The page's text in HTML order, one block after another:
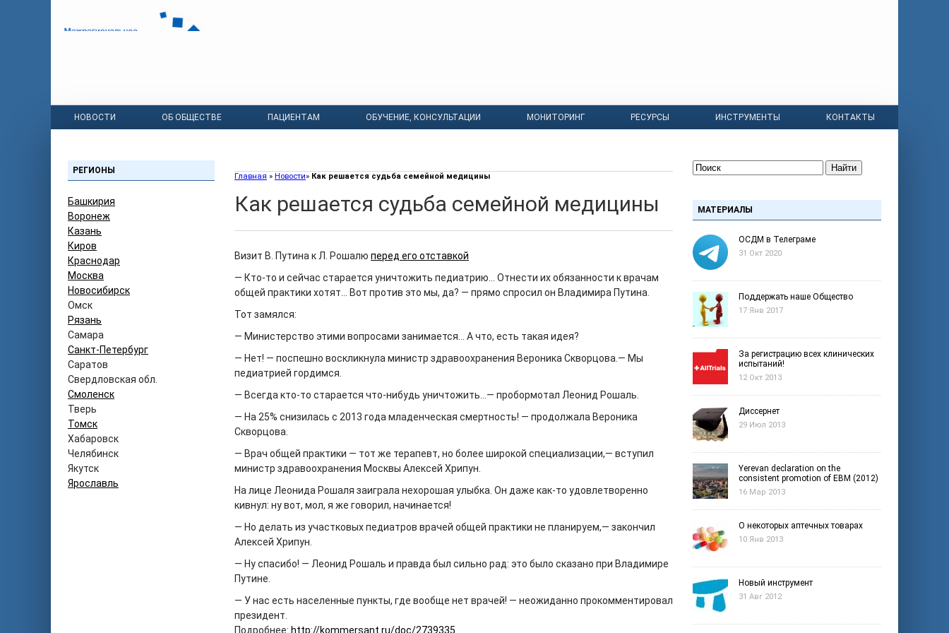
НОВОСТИ ОБ ОБЩЕСТВЕ ПАЦИЕНТАМ ОБУЧЕНИЕ, КОНСУЛЬТАЦИИ МОНИТОРИНГ РЕСУРСЫ ИНСТРУМЕНТЫ КОНТАКТЫ
РЕГИОНЫ
Башкирия
Воронеж
Казань
Киров
Краснодар
Москва
Новосибирск
Омск
Рязань
Самара
Санкт-Петербург
Саратов
Свердловская обл.
Смоленск
Тверь
Томск
Хабаровск
Челябинск
Якутск
Ярославль
Главная » Новости» Как решается судьба семейной медицины
Как решается судьба семейной медицины
Визит В. Путина к Л. Рошалю перед его отставкой
— Кто-то и сейчас старается уничтожить педиатрию… Отнести их обязанности к врачам
общей практики хотят… Вот против это мы, да? — прямо спросил он Владимира Путина.
Тот замялся:
— Министерство этими вопросами занимается… А что, есть такая идея?
— Нет! — поспешно воскликнула министр здравоохранения Вероника Скворцова.— Мы
педиатрией гордимся.
— Всегда кто-то старается что-нибудь уничтожить…— пробормотал Леонид Рошаль.
— На 25% снизилась с 2013 года младенческая смертность! — продолжала Вероника
Скворцова.
— Врач общей практики — тот же терапевт, но более широкой специализации,— вступил
министр здравоохранения Москвы Алексей Хрипун.
На лице Леонида Рошаля заиграла нехорошая улыбка. Он даже как-то удовлетворенно
кивнул: ну вот, мол, я же говорил, начинается!
— Но делать из участковых педиатров врачей общей практики не планируем,— закончил
Алексей Хрипун.
— Ну спасибо! — Леонид Рошаль и правда был сильно рад: это было сказано при Владимире
Путине.
— У нас есть населенные пункты, где вообще нет врачей! — неожиданно прокомментировал
президент.
Подробнее: http://kommersant.ru/doc/2739335
Найти
МАТЕРИАЛЫ
ОСДМ в Телеграме
31 Окт 2020
Поддержать наше Общество
17 Янв 2017
За регистрацию всех клинических
испытаний!
12 Окт 2013
Диссернет
29 Июл 2013
Yerevan declaration on the
consistent promotion of EBM (2012)
16 Мар 2013
О некоторых аптечных товарах
10 Янв 2013
Новый инструмент
31 Авг 2012